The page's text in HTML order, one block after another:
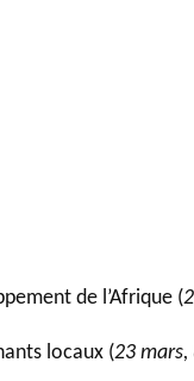
de l’Afrique (
locaux (23